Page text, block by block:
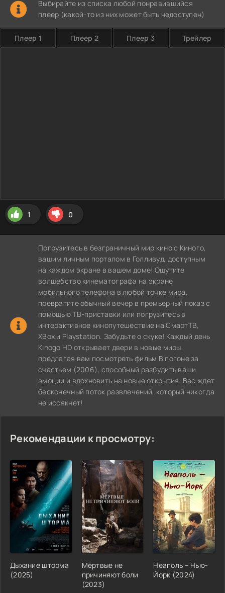
Выбирайте из списка любой понравившийся
плеер (какой-то из них может быть недоступен)
Плеер 1 Плеер 2 Плеер 3 Трейлер
1 0
Погрузитесь в безграничный мир кино с Киного,
вашим личным порталом в Голливуд, доступным
на каждом экране в вашем доме! Ощутите
волшебство кинематографа на экране
мобильного телефона в любой точке мира,
превратите обычный вечер в премьерный показ с
помощью ТВ-приставки или погрузитесь в
интерактивное кинопутешествие на СмартТВ,
XBox и Playstation. Забудьте о скуке! Каждый день
Kinogo HD открывает двери в новые миры,
предлагая вам посмотреть фильм В погоне за
счастьем (2006), способный разбудить ваши
эмоции и вдохновить на новые открытия. Вас ждет
бесконечный поток развлечений, который никогда
не иссякнет!
Рекомендации к просмотру:
Дыхание шторма
(2025)
Мёртвые не
причиняют боли
(2023)
Неаполь – Нью-
Йорк (2024)